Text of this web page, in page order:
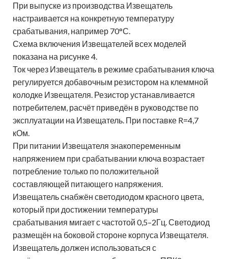
При выпуске из производства Извещатель
настраивается на конкретную температуру
срабатывания, например 70°С.
Схема включения Извещателей всех моделей
показана на рисунке 4.
Ток через Извещатель в режиме срабатывания ключа
регулируется добавочным резистором на клеммной
колодке Извещателя. Резистор устанавливается
потребителем, расчёт приведён в руководстве по
эксплуатации на Извещатель. При поставке R=4,7
кОм.
При питании Извещателя знакопеременным
напряжением при срабатывании ключа возрастает
потребление только по положительной
составляющей питающего напряжения.
Извещатель снабжён светодиодом красного цвета,
который при достижении температуры
срабатывания мигает с частотой 0,5–2Гц. Светодиод
размещён на боковой стороне корпуса Извещателя.
Извещатель должен использоваться с